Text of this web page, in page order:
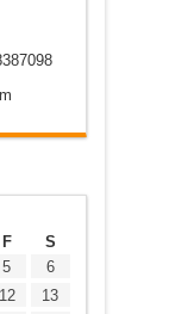
F
S
5
6
12
13